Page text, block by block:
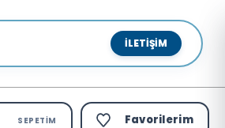
İLETIŞIM
SEPETIM Favorilerim